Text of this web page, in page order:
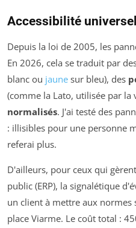
Accessibilité
Depuis la loi de 2005, les
En 2026, cela se traduit par
blanc ou jaune sur bleu), des
(comme la Lato, utilisée par la
normalisés. J'ai testé des
: illisibles pour une personne
referai plus.
D'ailleurs, pour ceux qui
public (ERP), la signalétique
un client à mettre aux normes
place Viarme. Le coût total :